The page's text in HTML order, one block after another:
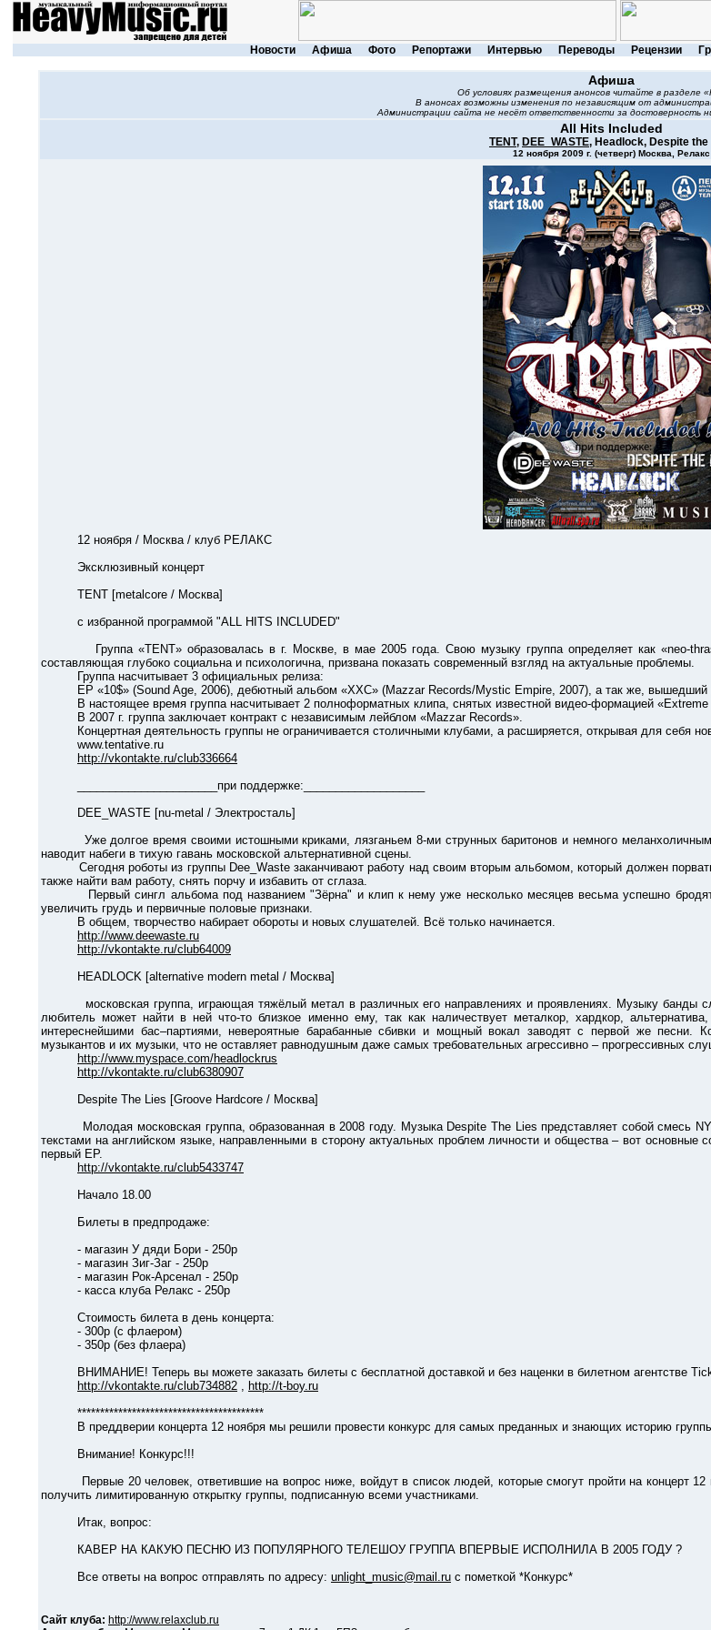
Новости Афиша Фото Репортажи Интервью Переводы Рецензии
Афиша
Об условиях размещения анонсов читайте в разделе
В анонсах возможны изменения по независящим от
Администрации сайта не несёт ответственности за достоверность
All Hits Included
TENT, DEE_WASTE, Headlock, Despite the
12 ноября 2009 г. (четверг) Москва, Релакс
12 ноября / Москва / клуб РЕЛАКС
Эксклюзивный концерт
TENT [metalcore / Москва]
с избранной программой "ALL HITS INCLUDED"
Группа «TENT» образовалась в г. Москве, в мае 2005 года. Свою музыку группа определяет как «neo-
составляющая глубоко социальна и психологична, призвана показать современный взгляд на актуальные проблемы.
Группа насчитывает 3 официальных релиза:
EP «10$» (Sound Age, 2006), дебютный альбом «ХХС» (Mazzar Records/Mystic Empire, 2007), а так же,
В настоящее время группа насчитывает 2 полноформатных клипа, снятых известной видео-формацией
В 2007 г. группа заключает контракт с независимым лейблом «Mazzar Records».
Концертная деятельность группы не ограничивается столичными клубами, а расширяется, открывая для себя
www.tentative.ru
http://vkontakte.ru/club336664
______________________при поддержке:___________________
DEE_WASTE [nu-metal / Электросталь]
Уже долгое время своими истошными криками, лязганьем 8-ми струнных баритонов и немного
наводит набеги в тихую гавань московской альтернативной сцены.
Сегодня роботы из группы Dee_Waste заканчивают работу над своим вторым альбомом, который должен
также найти вам работу, снять порчу и избавить от сглаза.
Первый сингл альбома под названием "Зёрна" и клип к нему уже несколько месяцев весьма успешно бродят
увеличить грудь и первичные половые признаки.
В общем, творчество набирает обороты и новых слушателей. Всё только начинается.
http://www.deewaste.ru
http://vkontakte.ru/club64009
HEADLOCK [alternative modern metal / Москва]
московская группа, играющая тяжёлый метал в различных его направлениях и проявлениях. Музыку банды
любитель может найти в ней что-то близкое именно ему, так как наличествует металкор, хардкор,
интереснейшими бас–партиями, невероятные барабанные сбивки и мощный вокал заводят с первой же песни.
музыкантов и их музыки, что не оставляет равнодушным даже самых требовательных агрессивно – прогрессивных
http://www.myspace.com/headlockrus
http://vkontakte.ru/club6380907
Despite The Lies [Groove Hardсore / Москва]
Молодая московская группа, образованная в 2008 году. Музыка Despite The Lies представляет собой смесь
текстами на английском языке, направленными в сторону актуальных проблем личности и общества – вот
первый EP.
http://vkontakte.ru/club5433747
Начало 18.00
Билеты в предпродаже:
- магазин У дяди Бори - 250р
- магазин Зиг-Заг - 250р
- магазин Рок-Арсенал - 250р
- касса клуба Релакс - 250р
Стоимость билета в день концерта:
- 300р (с флаером)
- 350р (без флаера)
ВНИМАНИЕ! Теперь вы можете заказать билеты с бесплатной доставкой и без наценки в билетном агентстве
http://vkontakte.ru/club734882 , http://t-boy.ru
*****************************************
В преддверии концерта 12 ноября мы решили провести конкурс для самых преданных и знающих историю группы
Внимание! Конкурс!!!
Первые 20 человек, ответившие на вопрос ниже, войдут в список людей, которые смогут пройти на концерт 12
получить лимитированную открытку группы, подписанную всеми участниками.
Итак, вопрос:
КАВЕР НА КАКУЮ ПЕСНЮ ИЗ ПОПУЛЯРНОГО ТЕЛЕШОУ ГРУППА ВПЕРВЫЕ ИСПОЛНИЛА В 2005 ГОДУ ?
Все ответы на вопрос отправлять по адресу: unlight_music@mail.ru с пометкой *Конкурс*
Сайт клуба: http://www.relaxclub.ru